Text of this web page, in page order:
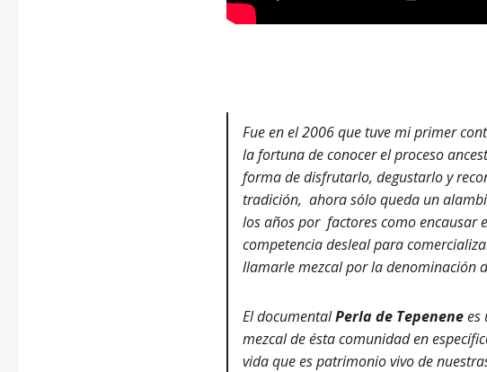
Fue en el 2006 que tuve mi primer
la fortuna de conocer el proceso
forma de disfrutarlo, degustarlo y
tradición, ahora sólo queda un
los años por factores como encausar
competencia desleal para
llamarle mezcal por la denominación
El documentalPerla de Tepenenees
mezcal de ésta comunidad en
vida que es patrimonio vivo de